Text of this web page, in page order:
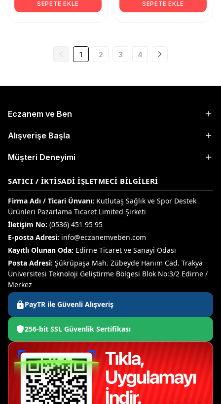
SEPETE EKLE SEPETE EKLE
1 2 3 4
Eczanem ve Ben
Alışverişe Başla
Müşteri Deneyimi
SATICI / İKTISADI İŞLETMECI BILGILERI
Firma Adı / Ticari Ünvanı: Kutlutaş Sağlık ve Spor Destek
Ürünleri Pazarlama Ticaret Limited Şirketi
İletişim No: (0536) 451 95 95
E-posta Adresi: info@eczanemveben.com
Kayıtlı Olunan Oda: Edirne Ticaret ve Sanayi Odası
Posta Adresi: Şükrüpaşa Mah. Zübeyde Hanım Cad. Trakya
Üniversitesi Teknoloji Geliştirme Bölgesi Blok No:3/2 Edirne /
Merkez
PayTR ile Güvenli Alışveriş
256-bit SSL Güvenlik Sertifikası